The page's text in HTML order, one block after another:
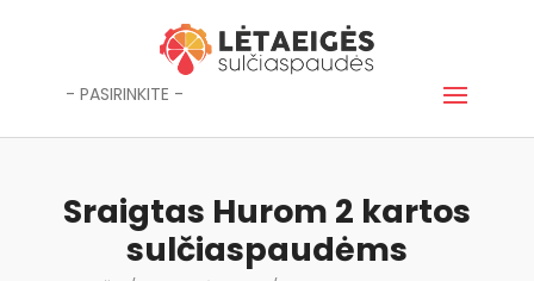
- PASIRINKITE -
Sraigtas Hurom 2 kartos
sulčiaspaudėms